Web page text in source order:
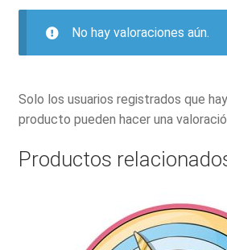
No hay valoraciones aún.
Solo los usuarios registrados que
producto pueden hacer una
Productos